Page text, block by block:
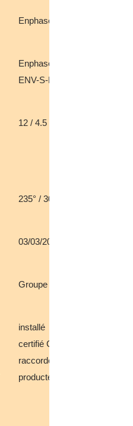
Enphase IQ8+
Enphase metered
ENV-S-EM-230
12 / 4.5 kwC
235° / 30°
03/03/2025
Groupe Verlaine
installé
certifié Consuel
raccordé Enedis
producteur FSMV